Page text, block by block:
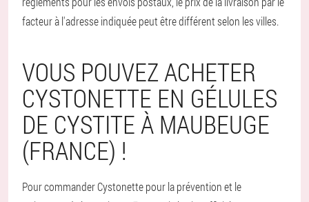
facteur à l'adresse indiquée peut être différent selon les villes.
VOUS POUVEZ ACHETER
CYSTONETTE EN GÉLULES
DE CYSTITE À MAUBEUGE
(FRANCE) !
Pour commander Cystonette pour la prévention et le